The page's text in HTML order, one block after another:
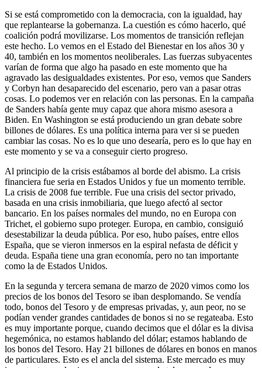
Si se está comprometido con la democracia, con la igualdad, hay
que replantearse la gobernanza. La cuestión es cómo hacerlo, qué
coalición podrá movilizarse. Los momentos de transición reflejan
este hecho. Lo vemos en el Estado del Bienestar en los años 30 y
40, también en los momentos neoliberales. Las fuerzas subyacentes
varían de forma que algo ha pasado en este momento que ha
agravado las desigualdades existentes. Por eso, vemos que Sanders
y Corbyn han desaparecido del escenario, pero van a pasar otras
cosas. Lo podemos ver en relación con las personas. En la campaña
de Sanders había gente muy capaz que ahora mismo asesora a
Biden. En Washington se está produciendo un gran debate sobre
billones de dólares. Es una política interna para ver si se pueden
cambiar las cosas. No es lo que uno desearía, pero es lo que hay en
este momento y se va a conseguir cierto progreso.
Al principio de la crisis estábamos al borde del abismo. La crisis
financiera fue seria en Estados Unidos y fue un momento terrible.
La crisis de 2008 fue terrible. Fue una crisis del sector privado,
basada en una crisis inmobiliaria, que luego afectó al sector
bancario. En los países normales del mundo, no en Europa con
Trichet, el gobierno supo proteger. Europa, en cambio, consiguió
desestabilizar la deuda pública. Por eso, hubo países, entre ellos
España, que se vieron inmersos en la espiral nefasta de déficit y
deuda. España tiene una gran economía, pero no tan importante
como la de Estados Unidos.
En la segunda y tercera semana de marzo de 2020 vimos como los
precios de los bonos del Tesoro se iban desplomando. Se vendía
todo, bonos del Tesoro y de empresas privadas, y, aun peor, no se
podían vender grandes cantidades de bonos si no se regateaba. Esto
es muy importante porque, cuando decimos que el dólar es la divisa
hegemónica, no estamos hablando del dólar; estamos hablando de
los bonos del Tesoro. Hay 21 billones de dólares en bonos en manos
de particulares. Esto es el ancla del sistema. Este mercado es muy